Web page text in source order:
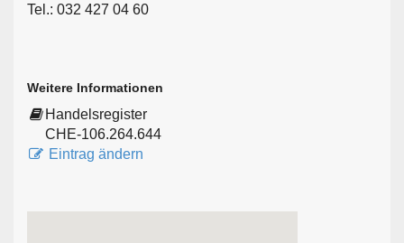
Tel.: 032 427 04 60
Weitere Informationen
Handelsregister
CHE-106.264.644
Eintrag ändern